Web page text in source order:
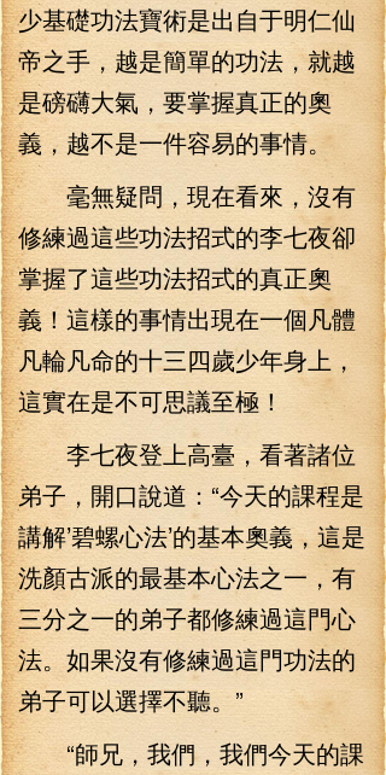
少基礎功法寶術是出自于明仁仙
帝之手，越是簡單的功法，就越
是磅礴大氣，要掌握真正的奧
義，越不是一件容易的事情。
毫無疑問，現在看來，沒有
修練過這些功法招式的李七夜卻
掌握了這些功法招式的真正奧
義！這樣的事情出現在一個凡體
凡輪凡命的十三四歲少年身上，
這實在是不可思議至極！
李七夜登上高臺，看著諸位
弟子，開口說道：“今天的課程是
講解’碧螺心法’的基本奧義，這是
洗顏古派的最基本心法之一，有
三分之一的弟子都修練過這門心
法。如果沒有修練過這門功法的
弟子可以選擇不聽。”
“師兄，我們，我們今天的課